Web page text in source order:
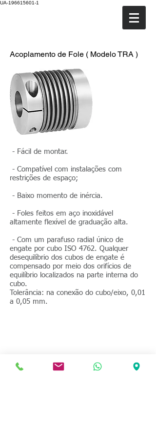
UA-196615601-1
Acoplamento de Fole ( Modelo TRA )
- Fácil de montar.
- Compatível com instalações com
restrições de espaço;
- Baixo momento de inércia.
- Foles feitos em aço inoxidável
altamente flexível de graduação alta.
- Com um parafuso radial único de
engate por cubo ISO 4762. Qualquer
desequilíbrio dos cubos de engate é
compensado por meio dos orifícios de
equilíbrio localizados na parte interna do
cubo.
Tolerância: na conexão do cubo/eixo, 0,01
a 0,05 mm.
Para mais informações.
Clique abaixo
no PDF.